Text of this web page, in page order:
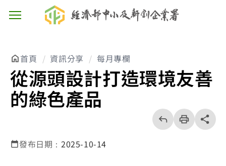
主選單按鈕
首頁 資訊分享 每月專欄
從源頭設計打造環境友善
的綠色產品 回
上
一
頁
列
印
share分享
發布日期： 2025-10-14